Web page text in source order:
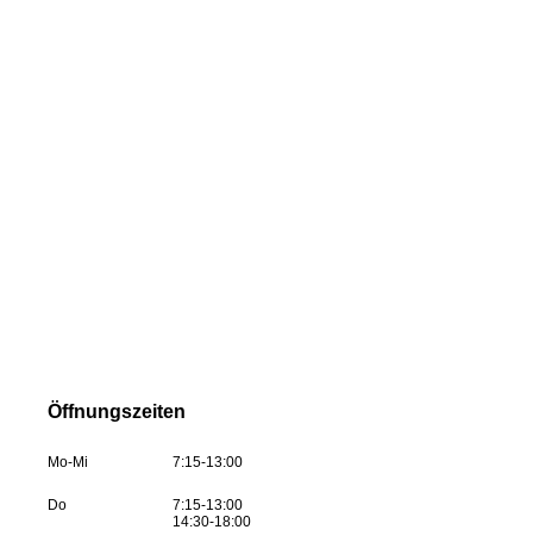
Öffnungszeiten
Mo-Mi 7:15-13:00
Do
7:15-13:00
14:30-18:00